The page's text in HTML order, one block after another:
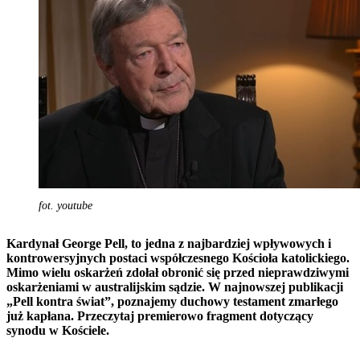
fot. youtube
Kardynał George Pell, to jedna z najbardziej wpływowych i
kontrowersyjnych postaci współczesnego Kościoła katolickiego.
Mimo wielu oskarżeń zdołał obronić się przed nieprawdziwymi
oskarżeniami w australijskim sądzie. W najnowszej publikacji
„Pell kontra świat”, poznajemy duchowy testament zmarłego
już kapłana. Przeczytaj premierowo fragment dotyczący
synodu w Kościele.